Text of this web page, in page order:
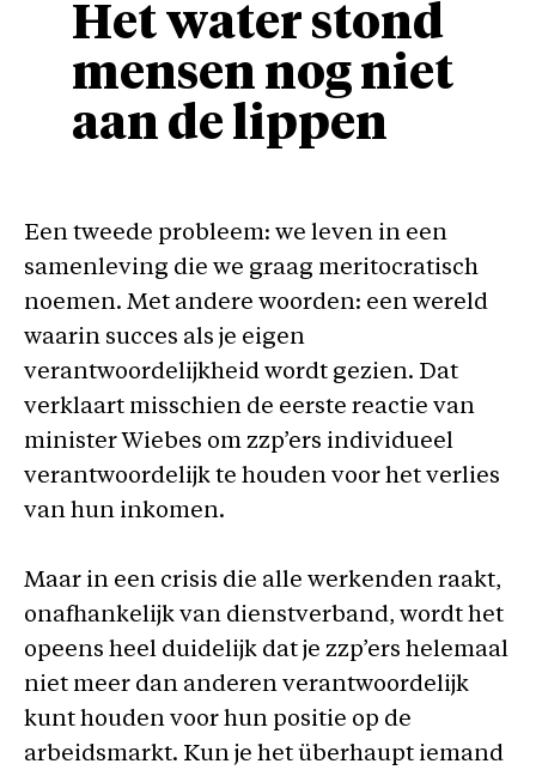
Het water stond
mensen nog niet
aan de lippen
Een tweede probleem: we leven in een
samenleving die we graag meritocratisch
noemen. Met andere woorden: een wereld
waarin succes als je eigen
verantwoordelijkheid wordt gezien. Dat
verklaart misschien de eerste reactie van
minister Wiebes om zzp’ers individueel
verantwoordelijk te houden voor het verlies
van hun inkomen.
Maar in een crisis die alle werkenden raakt,
onafhankelijk van dienstverband, wordt het
opeens heel duidelijk dat je zzp’ers helemaal
niet meer dan anderen verantwoordelijk
kunt houden voor hun positie op de
arbeidsmarkt. Kun je het überhaupt iemand